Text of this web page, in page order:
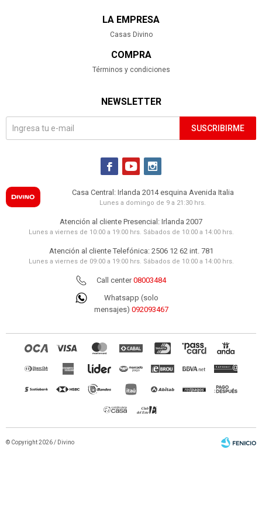
LA EMPRESA
Casas Divino
COMPRA
Términos y condiciones
NEWSLETTER
SUSCRIBIRME
  
Casa Central: Irlanda 2014 esquina Avenida Italia
Lunes a domingo de 9 a 21:30 hrs.
Atención al cliente Presencial: Irlanda 2007
Lunes a viernes de 10:00 a 19:00 hrs. Sábados de 10:00 a 14:00 hrs.
Atención al cliente Telefónica: 2506 12 62 int. 781
Lunes a viernes de 09:00 a 19:00 hrs. Sábados de 10:00 a 14:00 hrs.
Call center08003484
Whatsapp (solo
mensajes) 092093467
© Copyright 2026 / Divino